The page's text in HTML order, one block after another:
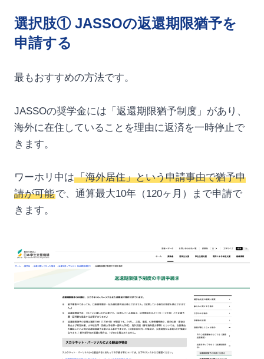
選択肢① JASSOの返還期限猶予を
申請する
最もおすすめの方法です。
JASSOの奨学金には「返還期限猶予制度」があり、
海外に在住していることを理由に返済を一時停止で
きます。
ワーホリ中は「海外居住」という申請事由で猶予申
請が可能で、通算最大10年（120ヶ月）まで申請で
きます。